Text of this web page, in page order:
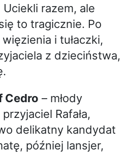
Uciekli razem, ale
to tragicznie. Po
i tułaczki,
z dzieciństwa,
Cedro – młody
Rafała,
delikatny kandydat
później lansjer,